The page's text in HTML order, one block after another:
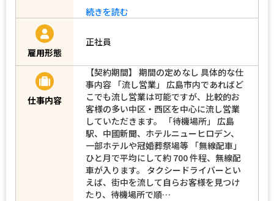
続きを読む
雇用形態
正社員
仕事内容
【契約期間】 期間の定めなし 具体的な仕
事内容 「流し営業」 広島市内であればど
こでも流し営業は可能ですが、比較的お
客様の多い中区・西区を中心に流し営業
していただきます。 「待機場所」 広島
駅、中國新聞、ホテルニューヒロデン、
一部ホテルや冠婚葬祭場等 「無線配車」
ひと月で平均にして約 700 件程、無線配
車が入ります。 タクシードライバーとい
えば、街中を流して自らお客様を見つけ
たり、待機場所で順…